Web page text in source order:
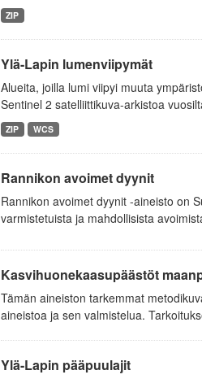
ZIP
Ylä-Lapin lumenviipymät
Alueita, joilla lumi viipyi muuta
Sentinel 2 satelliittikuva-arkistoa
ZIP WCS
Rannikon avoimet dyynit
Rannikon avoimet dyynit -aineisto on
varmistetuista ja mahdollisista
Kasvihuonekaasupäästöt
Tämän aineiston tarkemmat
aineistoa ja sen valmistelua.
Ylä-Lapin pääpuulajit